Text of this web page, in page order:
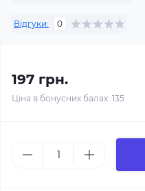
Відгуки: 0
197 грн.
Ціна в бонусних балах: 135